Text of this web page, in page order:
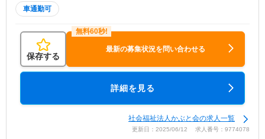
車通勤可
保存する
最新の募集状況を問い合わせる
詳細を見る
社会福祉法人かぶと会の求人一覧
更新日：2025/06/12 求人番号：9774078